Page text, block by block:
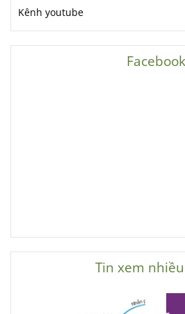
Kênh youtube
Facebook
Tin xem